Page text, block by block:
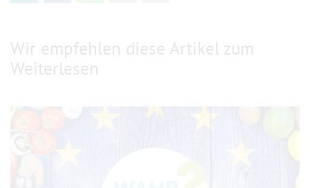
Wir empfehlen diese Artikel zum
Weiterlesen